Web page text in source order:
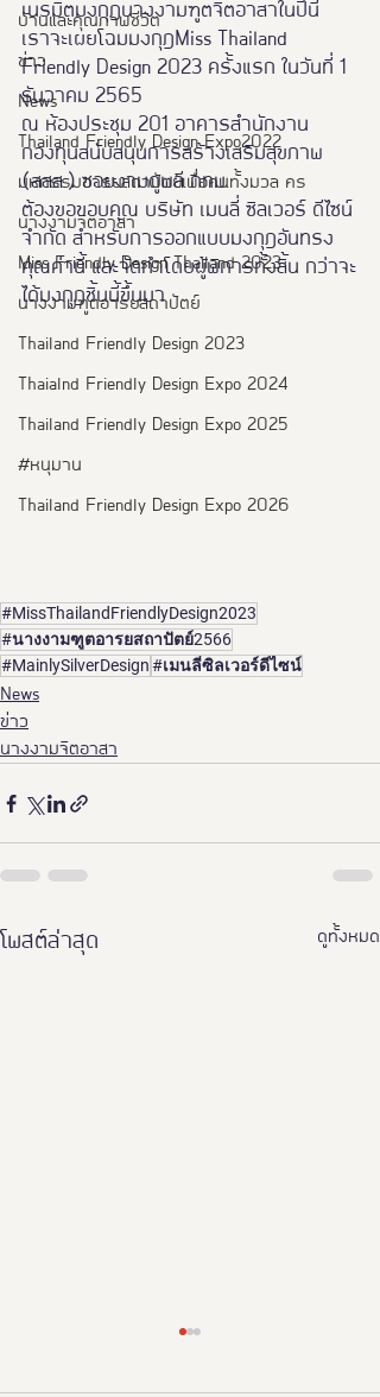
บ้านและคุณภาพชีวิต
ข่าว
News
Thailand Friendly Design Expo2022
มหกรรมอารยสถาปัตย์เพื่อคนทั้งมวล คร
นางงามจิตอาสา
Miss Friendly Design Thailand 2023
นางงามฑูตอารยสถาปัตย์
Thailand Friendly Design 2023
Thaialnd Friendly Design Expo 2024
Thailand Friendly Design Expo 2025
#หนุมาน
Thailand Friendly Design Expo 2026
เนรมิตมงกุฎนางงามฑูตจิตอาสาในปีนี้
เราจะเผยโฉมมงกุฎMiss Thailand
Friendly Design 2023 ครั้งแรก ในวันที่ 1
ธันวาคม 2565
ณ ห้องประชุม 201 อาคารสำนักงาน
กองทุนสนับสนุนการสร้างเสริมสุขภาพ
(สสส.) ซอยงามดูพลี กทม.
ต้องขอขอบคุณ บริษัท เมนลี่ ซิลเวอร์ ดีไซน์
จำกัด สำหรับการออกแบบมงกุฎอันทรง
คุณค่านี้ และจัดทำโดยผู้พิการทั้งสิ้น กว่าจะ
ได้มงกุฎชิ้นนี้ขึ้นมา
#MissThailandFriendlyDesign2023
#นางงามฑูตอารยสถาปัตย์2566
#MainlySilverDesign#เมนลี่ซิลเวอร์ดีไซน์
News
ข่าว
นางงามจิตอาสา
โพสต์ล่าสุด ดูทั้งหมด